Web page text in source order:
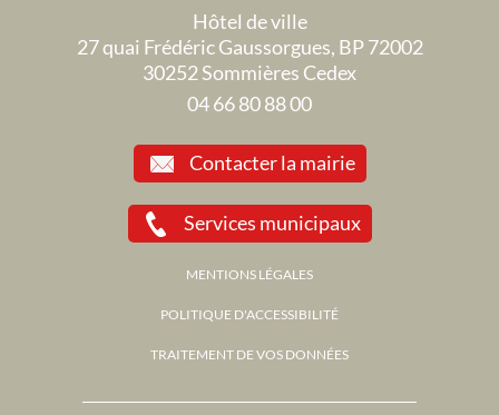
Hôtel de ville
27 quai Frédéric Gaussorgues, BP 72002
30252 Sommières Cedex
04 66 80 88 00
Contacter la mairie
Services municipaux
MENTIONS LÉGALES
POLITIQUE D'ACCESSIBILITÉ
TRAITEMENT DE VOS DONNÉES